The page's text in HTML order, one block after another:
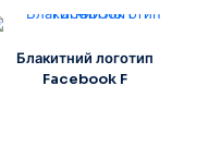
Блакитний логотип
Facebook F